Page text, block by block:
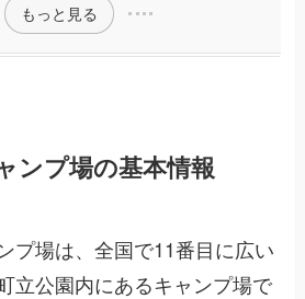
もっと見る
ンプ場の基本情報
プ場は、全国で11番目に広い
立公園内にあるキャンプ場で